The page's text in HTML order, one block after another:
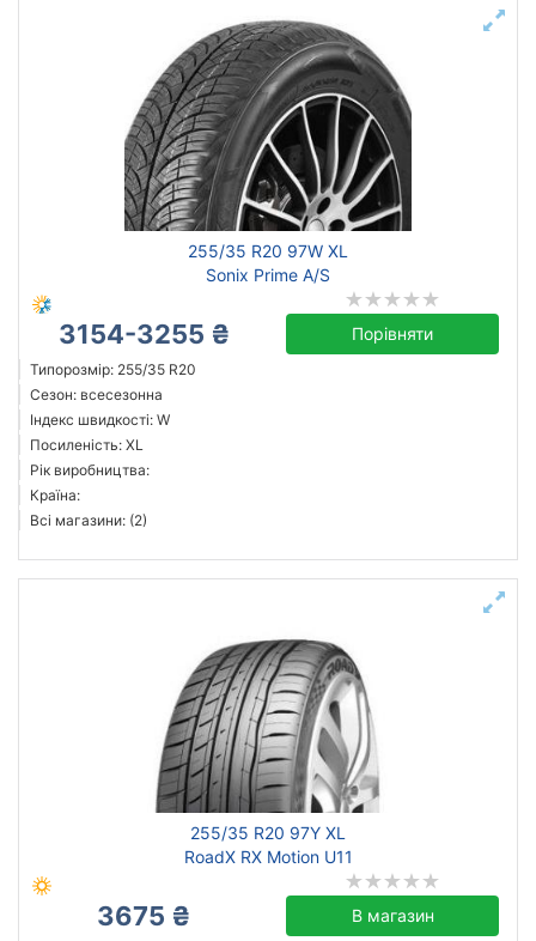
255/35 R20 97W XL
Sonix Prime A/S
3154-3255 ₴ Порівняти
Типорозмір: 255/35 R20
Сезон: всесезонна
Індекс швидкості: W
Посиленість: XL
Рік виробництва:
Країна:
Всі магазини: (2)
255/35 R20 97Y XL
RoadX RX Motion U11
3675 ₴ В магазин